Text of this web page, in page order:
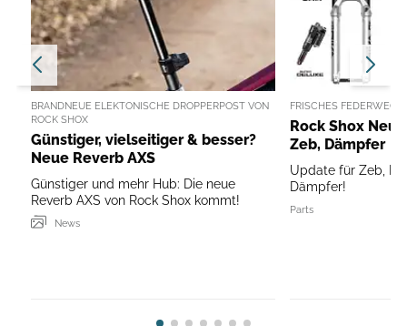
BRANDNEUE ELEKTONISCHE DROPPERPOST VON
ROCK SHOX
Günstiger, vielseitiger & besser?
Neue Reverb AXS
Günstiger und mehr Hub: Die neue
Reverb AXS von Rock Shox kommt!
News
FRISCHES FEDERWEG
Rock Shox
Zeb, Dämpfer
Update für Zeb,
Dämpfer!
Parts